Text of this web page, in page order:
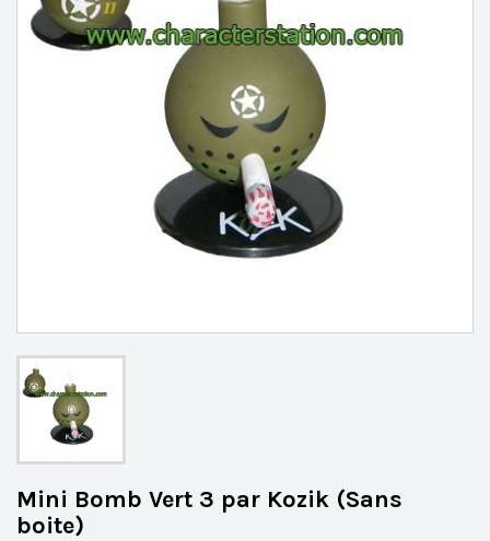
Mini Bomb Vert 3 par Kozik (Sans
boite)